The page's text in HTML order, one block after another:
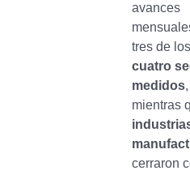
avances
tres de los
cuatro
medidos,
mientras
cerraron